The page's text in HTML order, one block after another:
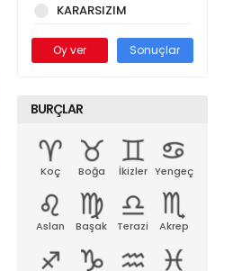
KARARSIZIM
Oy ver Sonuçlar
BURÇLAR
Koç Boğa İkizler Yengeç
Aslan Başak Terazi Akrep